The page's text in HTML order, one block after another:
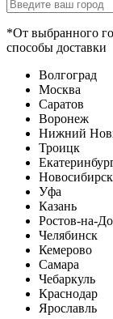
*От выбранного
способы доставки
Волгоград
Москва
Саратов
Воронеж
Нижний
Троицк
Новосибирск
Уфа
Казань
Ростов-на-
Челябинск
Кемерово
Самара
Чебаркуль
Краснодар
Ярославль